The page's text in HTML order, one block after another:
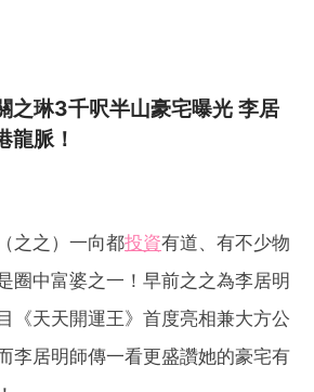
之琳3千呎半山豪宅曝光 李居
龍脈！
之之）一向都投資有道、有不少物
圈中富婆之一！早前之之為李居明
《天天開運王》首度亮相兼大方公
李居明師傳一看更盛讚她的豪宅有